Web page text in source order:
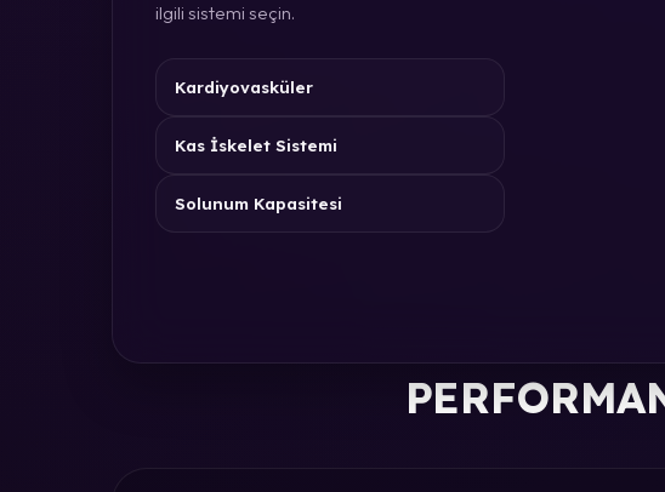
ilgili sistemi seçin.
Kardiyovasküler
Kas İskelet Sistemi
Solunum Kapasitesi